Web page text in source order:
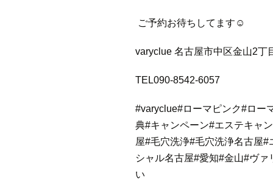
ご予約お待ちしてます☺
varyclue 名古屋市中区金山2
TEL090-8542‐6057
#varyclue#ローマピンク#ロー
典#キャンペーン#エステキャ
屋#毛穴洗浄#毛穴洗浄名古屋#
シャル名古屋#愛知#金山#ヴァ
い